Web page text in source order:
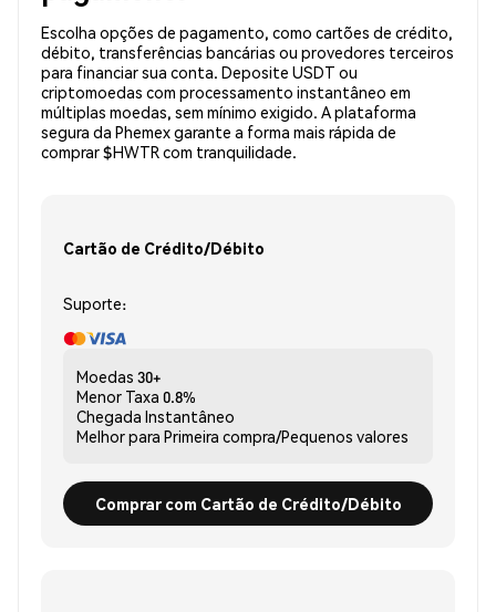
Escolha opções de pagamento, como cartões de crédito,
débito, transferências bancárias ou provedores terceiros
para financiar sua conta. Deposite USDT ou
criptomoedas com processamento instantâneo em
múltiplas moedas, sem mínimo exigido. A plataforma
segura da Phemex garante a forma mais rápida de
comprar $HWTR com tranquilidade.
Cartão de Crédito/Débito
Suporte:
Moedas 30+
Menor Taxa 0.8%
Chegada Instantâneo
Melhor para Primeira compra/Pequenos valores
Comprar com Cartão de Crédito/Débito